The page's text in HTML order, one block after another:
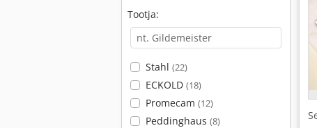
Tootja:
Stahl (22)
ECKOLD (18)
Promecam (12)
Peddinghaus (8)